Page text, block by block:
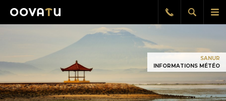
le
Afficher
la
Rappel
gratuit
SANUR
INFORMATIONS MÉTÉO